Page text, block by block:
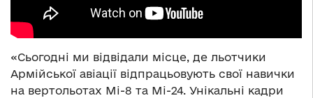
«Сьогодні ми відвідали місце, де льотчики
Армійської авіації відпрацьовують свої навички
на вертольотах Мі-8 та Мі-24. Унікальні кадри